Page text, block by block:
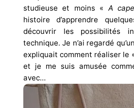
studieuse et moins « A
histoire d’apprendre
découvrir les possibilités
technique. Je n’ai regardé
expliquait comment réaliser le
et je me suis amusée
avec…